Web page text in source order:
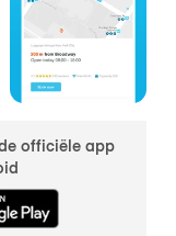
officiële app